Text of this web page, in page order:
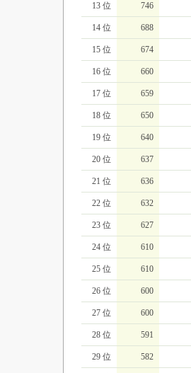
13 位 746
14 位 688
15 位 674
16 位 660
17 位 659
18 位 650
19 位 640
20 位 637
21 位 636
22 位 632
23 位 627
24 位 610
25 位 610
26 位 600
27 位 600
28 位 591
29 位 582